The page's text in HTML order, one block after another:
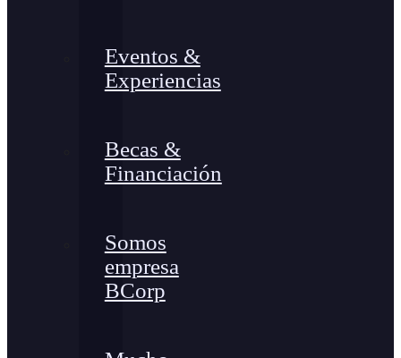
Eventos &
Experiencias
Becas &
Financiación
Somos
empresa
BCorp